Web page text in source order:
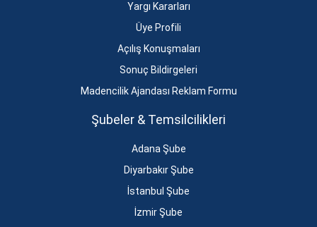
Yargı Kararları
Üye Profili
Açılış Konuşmaları
Sonuç Bildirgeleri
Madencilik Ajandası Reklam Formu
Şubeler & Temsilcilikleri
Adana Şube
Diyarbakır Şube
İstanbul Şube
İzmir Şube